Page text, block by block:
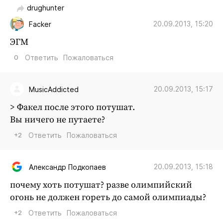
drughunter
Facker
20.09.2013, 15:20
ЭГМ
0 Ответить Пожаловаться
MusicAddicted 20.09.2013, 15:17
> Факел после этого потушат.
Вы ничего не путаете?
+2 Ответить Пожаловаться
Александр Подкопаев 20.09.2013, 15:18
почему хоть потушат? разве олимпийский
огонь не должен гореть до самой олимпиады?
+2 Ответить Пожаловаться